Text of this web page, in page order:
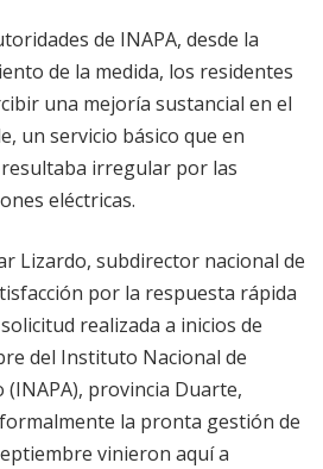
de INAPA, desde la
de la medida, los residentes
una mejoría sustancial en el
un servicio básico que en
irregular por las
eléctricas.
Lizardo, subdirector nacional de
por la respuesta rápida
realizada a inicios de
del Instituto Nacional de
(INAPA), provincia Duarte,
la pronta gestión de
vinieron aquí a